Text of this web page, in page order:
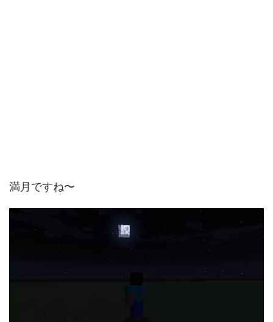
満月ですね〜